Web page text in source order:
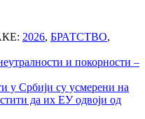
2026, БРАТСТВО,
и покорности –
у Србији су усмерени на
да их ЕУ одвоји од